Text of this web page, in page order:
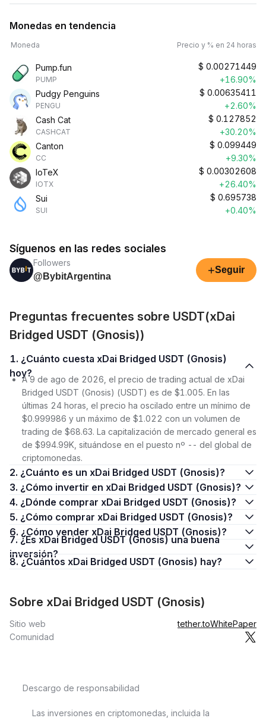
Monedas en tendencia
Moneda Precio y % en 24 horas
Pump.fun
PUMP
$ 0.00271449
+16.90%
Pudgy Penguins
PENGU
$ 0.00635411
+2.60%
Cash Cat
CASHCAT
$ 0.127852
+30.20%
Canton
CC
$ 0.099449
+9.30%
IoTeX
IOTX
$ 0.00302608
+26.40%
Sui
SUI
$ 0.695738
+0.40%
Síguenos en las redes sociales
Followers
@BybitArgentina
+Seguir
Preguntas frecuentes sobre USDT(xDai
Bridged USDT (Gnosis))
1. ¿Cuánto cuesta xDai Bridged USDT (Gnosis)
hoy?
A 9 de ago de 2026, el precio de trading actual de xDai
Bridged USDT (Gnosis) (USDT) es de $1.005. En las
últimas 24 horas, el precio ha oscilado entre un mínimo de
$0.999986 y un máximo de $1.022 con un volumen de
trading de $68.63. La capitalización de mercado general es
de $994.99K, situándose en el puesto nº -- del global de
criptomonedas.
2. ¿Cuánto es un xDai Bridged USDT (Gnosis)?
3. ¿Cómo invertir en xDai Bridged USDT (Gnosis)?
4. ¿Dónde comprar xDai Bridged USDT (Gnosis)?
5. ¿Cómo comprar xDai Bridged USDT (Gnosis)?
6. ¿Cómo vender xDai Bridged USDT (Gnosis)?
7. ¿Es xDai Bridged USDT (Gnosis) una buena
inversión?
8. ¿Cuántos xDai Bridged USDT (Gnosis) hay?
Sobre xDai Bridged USDT (Gnosis)
Sitio web tether.toWhitePaper
Comunidad
Descargo de responsabilidad
Las inversiones en criptomonedas, incluida la